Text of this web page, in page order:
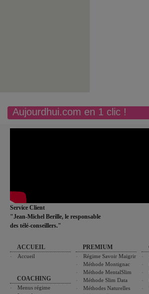
Aujourdhui.com en 1 clic !
Service Client
"Jean-Michel Berille, le responsable
des télé-conseillers."
ACCUEIL
Accueil
COACHING
Menus régime
PREMIUM
Régime Savoir Maigrir
Méthode Montignac
Méthode MentalSlim
Méthode Slim Data
Méthodes Naturelles